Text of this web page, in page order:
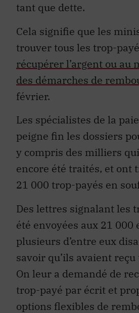
tant que dette.
Cela signifie que les
trouver tous les trop-
récupérer l’argent ou au
des démarches de
février.
Les spécialistes de la
peigne fin les dossiers
y compris des milliers qui
encore été traités, et ont
21 000 trop-payés en
Des lettres signalant les
été envoyées aux 21 000
plusieurs d’entre eux
savoir qu’ils avaient reçu
On leur a demandé de
trop-payé par écrit et
options flexibles de